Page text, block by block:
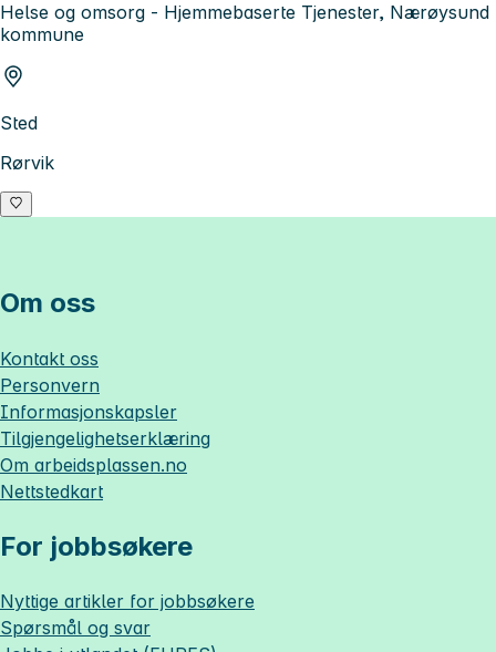
Helse og omsorg - Hjemmebaserte Tjenester, Nærøysund
kommune
Sted
Rørvik
Om oss
Kontakt oss
Personvern
Informasjonskapsler
Tilgjengelighetserklæring
Om arbeidsplassen.no
Nettstedkart
For jobbsøkere
Nyttige artikler for jobbsøkere
Spørsmål og svar